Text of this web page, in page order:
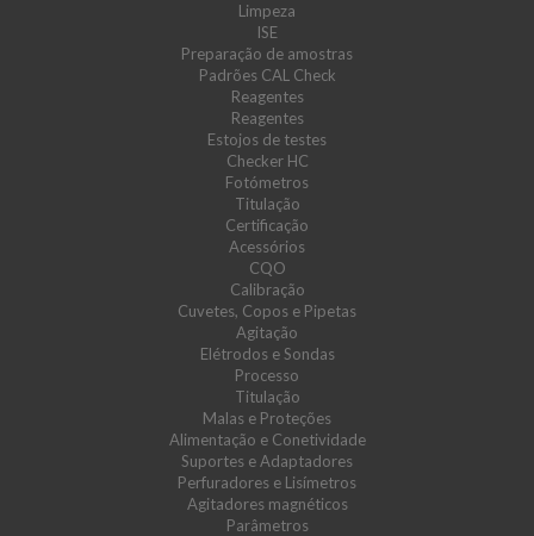
Limpeza
ISE
Preparação de amostras
Padrões CAL Check
Reagentes
Reagentes
Estojos de testes
Checker HC
Fotómetros
Titulação
Certificação
Acessórios
CQO
Calibração
Cuvetes, Copos e Pipetas
Agitação
Elétrodos e Sondas
Processo
Titulação
Malas e Proteções
Alimentação e Conetividade
Suportes e Adaptadores
Perfuradores e Lisímetros
Agitadores magnéticos
Parâmetros